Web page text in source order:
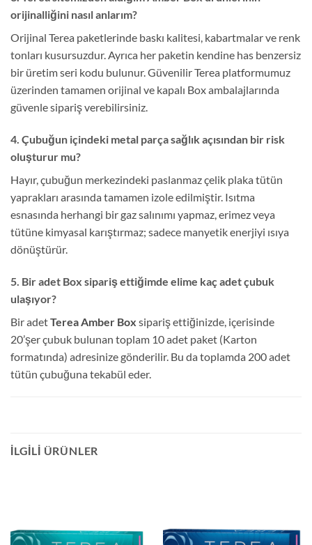
orijinalliğini nasıl anlarım?
Orijinal Terea paketlerinde baskı kalitesi, kabartmalar ve renk
tonları kusursuzdur. Ayrıca her paketin kendine has benzersiz
bir üretim seri kodu bulunur. Güvenilir Terea platformumuz
üzerinden tamamen orijinal ve kapalı Box ambalajlarında
güvenle sipariş verebilirsiniz.
4. Çubuğun içindeki metal parça sağlık açısından bir risk
oluşturur mu?
Hayır, çubuğun merkezindeki paslanmaz çelik plaka tütün
yaprakları arasında tamamen izole edilmiştir. Isıtma
esnasında herhangi bir gaz salınımı yapmaz, erimez veya
tütüne kimyasal karıştırmaz; sadece manyetik enerjiyi ısıya
dönüştürür.
5. Bir adet Box sipariş ettiğimde elime kaç adet çubuk
ulaşıyor?
Bir adetTerea Amber Box sipariş ettiğinizde, içerisinde
20’şer çubuk bulunan toplam 10 adet paket (Karton
formatında) adresinize gönderilir. Bu da toplamda 200 adet
tütün çubuğuna tekabül eder.
İLGILI ÜRÜNLER